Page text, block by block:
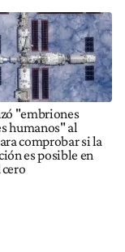
"embriones
humanos" al
comprobar si la
es posible en